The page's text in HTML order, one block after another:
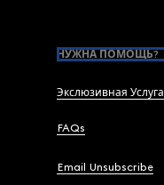
НУЖНА ПОМОЩЬ?
Экслюзивная Услуга
FAQs
Email Unsubscribe